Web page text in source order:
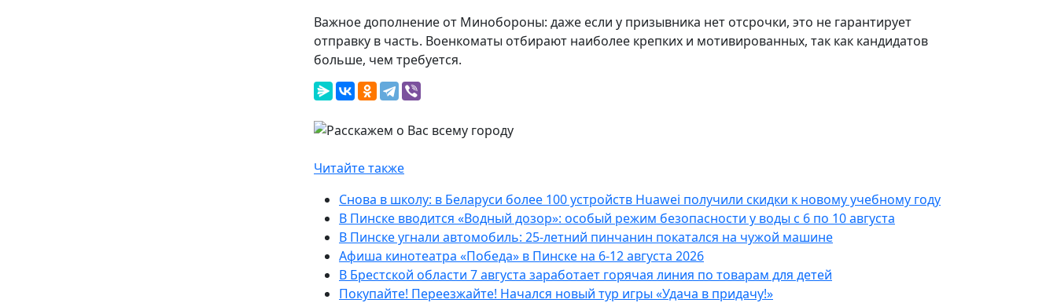
Важное дополнение от Минобороны: даже если у призывника нет отсрочки, это не гарантирует
отправку в часть. Военкоматы отбирают наиболее крепких и мотивированных, так как кандидатов
больше, чем требуется.
Читайте также
Снова в школу: в Беларуси более 100 устройств Huawei получили скидки к новому учебному году
В Пинске вводится «Водный дозор»: особый режим безопасности у воды с 6 по 10 августа
В Пинске угнали автомобиль: 25-летний пинчанин покатался на чужой машине
Афиша кинотеатра «Победа» в Пинске на 6-12 августа 2026
В Брестской области 7 августа заработает горячая линия по товарам для детей
Покупайте! Переезжайте! Начался новый тур игры «Удача в придачу!»